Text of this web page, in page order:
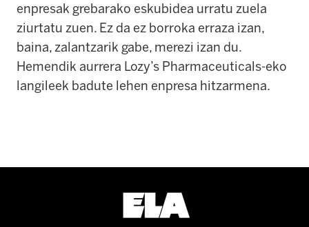
enpresak grebarako eskubidea urratu zuela
ziurtatu zuen. Ez da ez borroka erraza izan,
baina, zalantzarik gabe, merezi izan du.
Hemendik aurrera Lozy’s Pharmaceuticals-eko
langileek badute lehen enpresa hitzarmena.